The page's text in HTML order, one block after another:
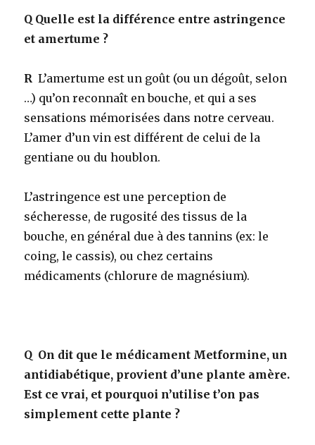
Q Quelle est la différence entre astringence
et amertume ?
R L’amertume est un goût (ou un dégoût, selon
…) qu’on reconnaît en bouche, et qui a ses
sensations mémorisées dans notre cerveau.
L’amer d’un vin est différent de celui de la
gentiane ou du houblon.
L’astringence est une perception de
sécheresse, de rugosité des tissus de la
bouche, en général due à des tannins (ex: le
coing, le cassis), ou chez certains
médicaments (chlorure de magnésium).
Q On dit que le médicament Metformine, un
antidiabétique, provient d’une plante amère.
Est ce vrai, et pourquoi n’utilise t’on pas
simplement cette plante ?